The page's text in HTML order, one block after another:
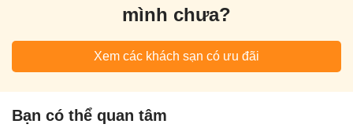
mình chưa?
Xem các khách sạn có ưu đãi
Bạn có thể quan tâm